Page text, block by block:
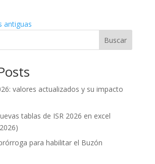
antiguas
Buscar
valores actualizados y su impacto
tablas de ISR 2026 en excel
para habilitar el Buzón